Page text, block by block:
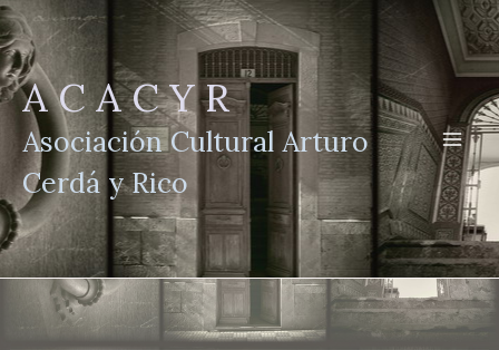
Ir
al
contenido
A C A C Y R
Asociación Cultural Arturo
Cerdá y Rico